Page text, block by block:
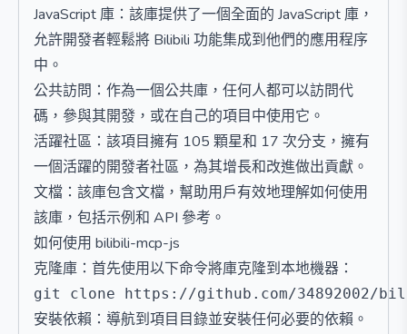
JavaScript 庫：該庫提供了一個全面的 JavaScript 庫，
允許開發者輕鬆將 Bilibili 功能集成到他們的應用程序
中。
公共訪問：作為一個公共庫，任何人都可以訪問代
碼，參與其開發，或在自己的項目中使用它。
活躍社區：該項目擁有 105 顆星和 17 次分支，擁有
一個活躍的開發者社區，為其增長和改進做出貢獻。
文檔：該庫包含文檔，幫助用戶有效地理解如何使用
該庫，包括示例和 API 參考。
如何使用 bilibili-mcp-js
克隆庫：首先使用以下命令將庫克隆到本地機器：
安裝依賴：導航到項目目錄並安裝任何必要的依賴。